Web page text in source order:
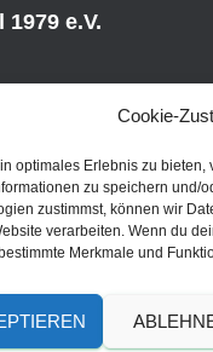
Cookie-
optimales Erlebnis zu
zu speichern und/
zustimmst, können wir
verarbeiten. Wenn du
Merkmale und
e.V.